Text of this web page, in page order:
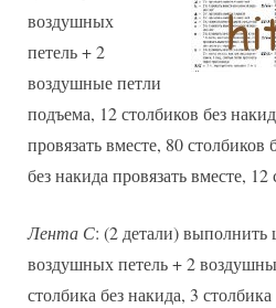
воздушных
петель + 2
воздушные петли
подъема, 12 столбиков без
провязать вместе, 80 столбиков
без накида провязать вместе,
Лента С: (2 детали) выполнить
воздушных петель + 2
столбика без накида, 3